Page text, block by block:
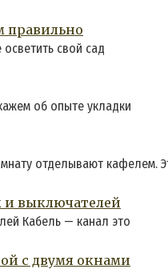
правильно
свой сад
об опыте укладки
отделывают кафелем.
и выключателей
Кабель — канал это
с двумя окнами